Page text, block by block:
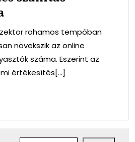
rohamos tempóban
növekszik az online
száma. Eszerint az
értékesítés[...]